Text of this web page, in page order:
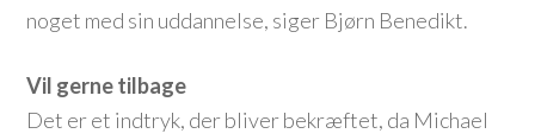
noget med sin uddannelse, siger Bjørn Benedikt.
Vil gerne tilbage
Det er et indtryk, der bliver bekræftet, da Michael